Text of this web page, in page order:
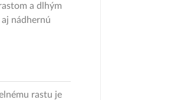
a dlhým
nádhernú
rastu je